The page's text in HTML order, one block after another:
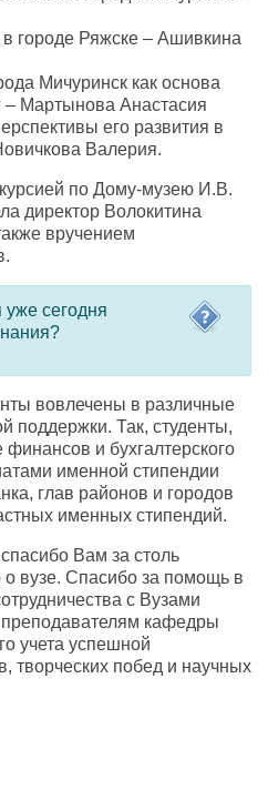
городе Ряжске – Ашивкина
Мичуринск как основа
– Мартынова Анастасия
его развития в
Валерия.
по Дому-музею И.В.
директор Волокитина
вручением
сегодня
вовлечены в различные
поддержки. Так, студенты,
и бухгалтерского
именной стипендии
глав районов и городов
именных стипендий.
Вам за столь
вузе. Спасибо за помощь в
с Вузами
кафедры
учета успешной
творческих побед и научных